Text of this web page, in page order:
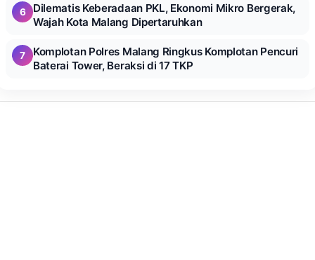
6
Dilematis Keberadaan PKL, Ekonomi Mikro Bergerak,
Wajah Kota Malang Dipertaruhkan
7
Komplotan Polres Malang Ringkus Komplotan Pencuri
Baterai Tower, Beraksi di 17 TKP